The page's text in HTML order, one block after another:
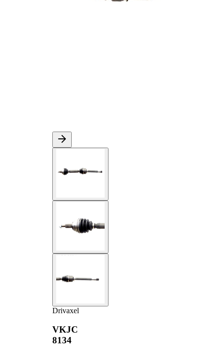
Drivaxel
VKJC
8134